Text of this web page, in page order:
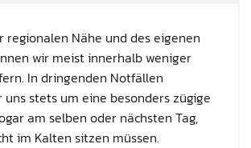
regionalen Nähe und des eigenen
wir meist innerhalb weniger
In dringenden Notfällen
uns stets um eine besonders zügige
am selben oder nächsten Tag,
im Kalten sitzen müssen.